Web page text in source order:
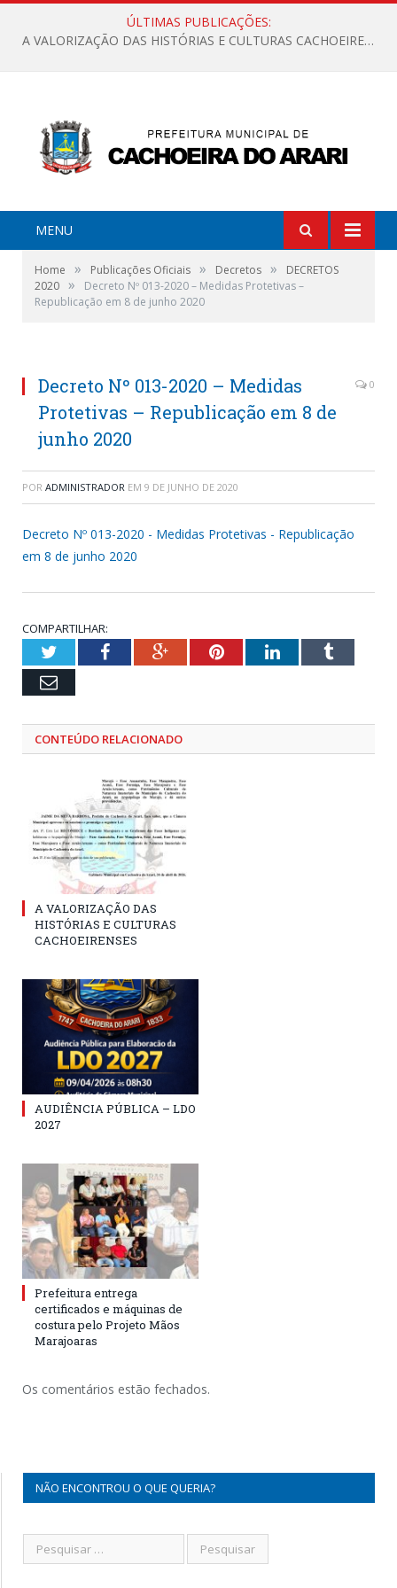
ÚLTIMAS PUBLICAÇÕES:
A VALORIZAÇÃO DAS HISTÓRIAS E CULTURAS CACHOEIRENSES
MENU
Home » Publicações Oficiais » Decretos »
DECRETOS
2020 »
Decreto Nº 013-2020 – Medidas Protetivas –
Republicação em 8 de junho 2020
Decreto Nº 013-2020 – Medidas
Protetivas – Republicação em 8 de
junho 2020
0
POR ADMINISTRADOR EM 9 DE JUNHO DE 2020
Decreto Nº 013-2020 - Medidas Protetivas - Republicação
em 8 de junho 2020
COMPARTILHAR:
TwitterFacebookGoogle+PinterestLinkedInTumblr
Email
CONTEÚDO RELACIONADO
A VALORIZAÇÃO DAS
HISTÓRIAS E CULTURAS
CACHOEIRENSES
AUDIÊNCIA PÚBLICA – LDO
2027
Prefeitura entrega
certificados e máquinas de
costura pelo Projeto Mãos
Marajoaras
Os comentários estão fechados.
NÃO ENCONTROU O QUE QUERIA?